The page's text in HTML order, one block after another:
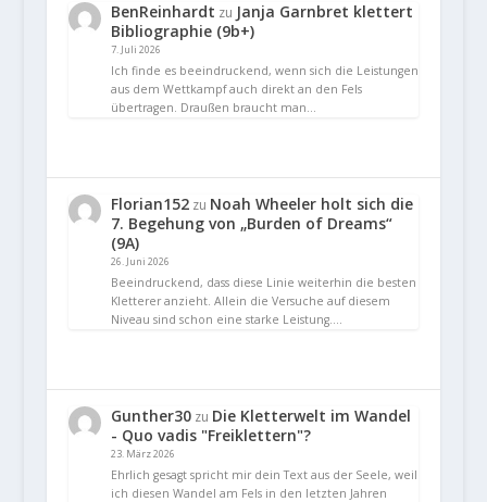
BenReinhardt zu Janja Garnbret klettert
Bibliographie (9b+)
7. Juli 2026
Ich finde es beeindruckend, wenn sich die Leistungen
aus dem Wettkampf auch direkt an den Fels
übertragen. Draußen braucht man…
Florian152zu Noah Wheeler holt sich die
7. Begehung von „Burden of Dreams“
(9A)
26. Juni 2026
Beeindruckend, dass diese Linie weiterhin die besten
Kletterer anzieht. Allein die Versuche auf diesem
Niveau sind schon eine starke Leistung.…
Gunther30zu Die Kletterwelt im Wandel
- Quo vadis "Freiklettern"?
23. März 2026
Ehrlich gesagt spricht mir dein Text aus der Seele, weil
ich diesen Wandel am Fels in den letzten Jahren